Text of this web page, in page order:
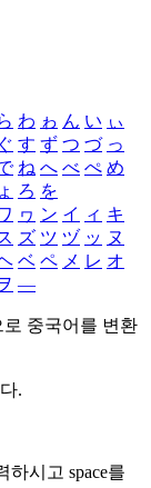
わ ゎ ん い ぃ
ぐ す ず つ づ っ
ね へ べ ぺ め
ょ ろ を
ヮ ン イ ィ キ
ズ ツ ヅ ッ ヌ
ベ ペ メ レ オ
―
중국어를 변환
.
하시고 space를